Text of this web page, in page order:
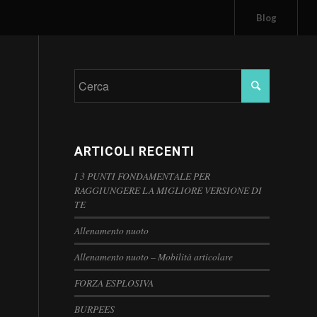
Blog
ARTICOLI RECENTI
I 3 PUNTI FONDAMENTALE PER
RAGGIUNGERE LA MIGLIORE VERSIONE DI
TE
Allenamento nuoto
Allenamento nuoto – Mobilità articolare
FORZA ESPLOSIVA
BURPEES